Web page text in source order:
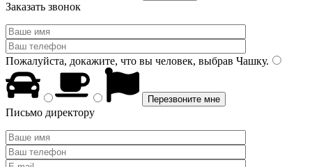
Заказать звонок
Пожалуйста, докажите, что вы человек, выбрав Чашку.
Письмо директору